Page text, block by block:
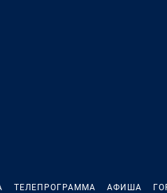
ТЕЛЕПРОГРАММА АФИША